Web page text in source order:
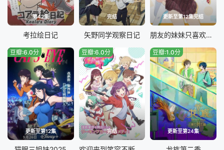
第42集
考拉绘日记
完结
矢野同学观察日记
更新至第12集完结
朋友的妹妹只喜欢烦我
更新至第12集
豆瓣:6.0分
完结
豆瓣:6.0分
更新至第24集
豆瓣:1.0分